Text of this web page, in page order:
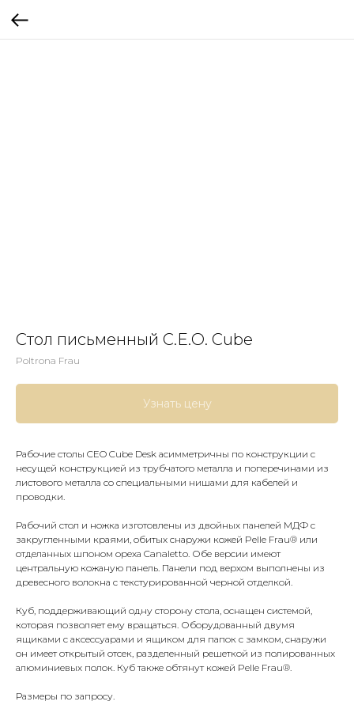
Стол письменный C.E.O. Cube
Poltrona Frau
Узнать цену
Рабочие столы CEO Cube Desk асимметричны по конструкции с
несущей конструкцией из трубчатого металла и поперечинами из
листового металла со специальными нишами для кабелей и
проводки.
Рабочий стол и ножка изготовлены из двойных панелей МДФ с
закругленными краями, обитых снаружи кожей Pelle Frau® или
отделанных шпоном ореха Canaletto. Обе версии имеют
центральную кожаную панель. Панели под верхом выполнены из
древесного волокна с текстурированной черной отделкой.
Куб, поддерживающий одну сторону стола, оснащен системой,
которая позволяет ему вращаться. Оборудованный двумя
ящиками с аксессуарами и ящиком для папок с замком, снаружи
он имеет открытый отсек, разделенный решеткой из полированных
алюминиевых полок. Куб также обтянут кожей Pelle Frau®.
Размеры по запросу.